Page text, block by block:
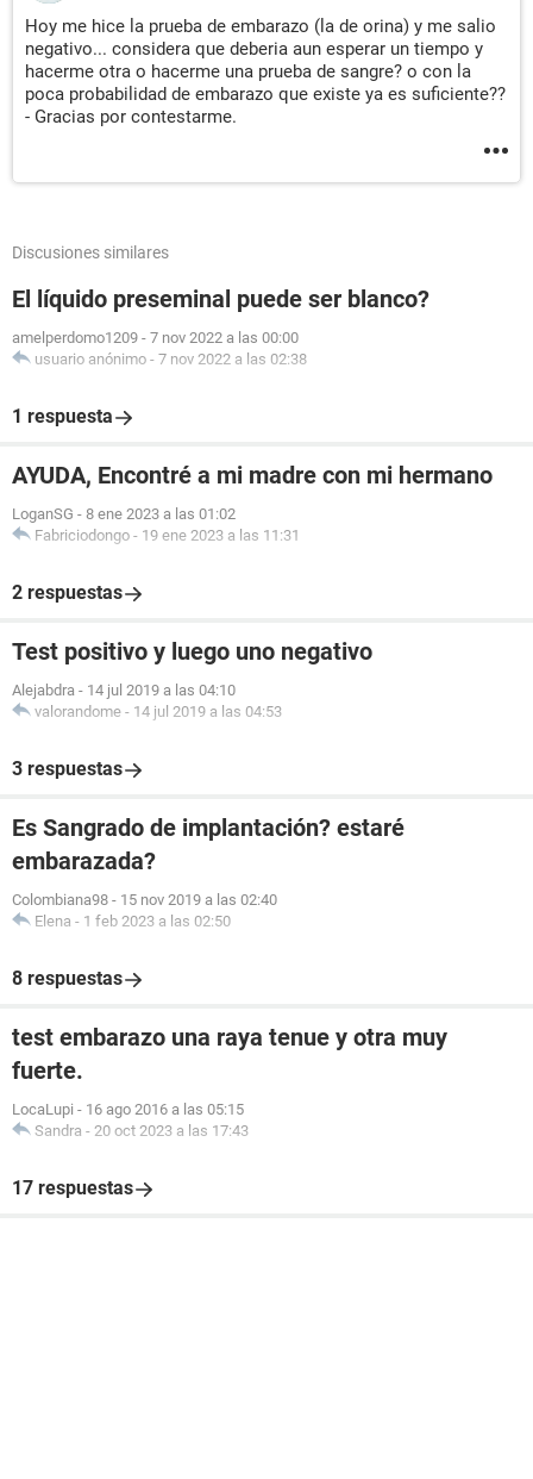
Hoy me hice la prueba de embarazo (la de orina) y me salio
negativo... considera que deberia aun esperar un tiempo y
hacerme otra o hacerme una prueba de sangre? o con la
poca probabilidad de embarazo que existe ya es suficiente??
- Gracias por contestarme.
Discusiones similares
El líquido preseminal puede ser blanco?
amelperdomo1209 - 7 nov 2022 a las 00:00
usuario anónimo - 7 nov 2022 a las 02:38
1 respuesta
AYUDA, Encontré a mi madre con mi hermano
LoganSG - 8 ene 2023 a las 01:02
Fabriciodongo - 19 ene 2023 a las 11:31
2 respuestas
Test positivo y luego uno negativo
Alejabdra - 14 jul 2019 a las 04:10
valorandome - 14 jul 2019 a las 04:53
3 respuestas
Es Sangrado de implantación? estaré
embarazada?
Colombiana98 - 15 nov 2019 a las 02:40
Elena - 1 feb 2023 a las 02:50
8 respuestas
test embarazo una raya tenue y otra muy
fuerte.
LocaLupi - 16 ago 2016 a las 05:15
Sandra - 20 oct 2023 a las 17:43
17 respuestas